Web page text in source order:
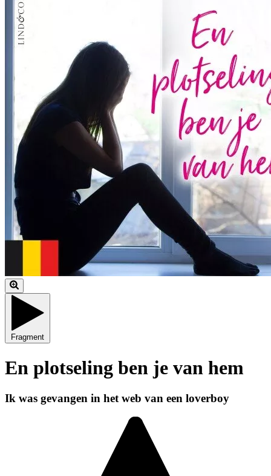
Fragment
En plotseling ben je van hem
Ik was gevangen in het web van een loverboy